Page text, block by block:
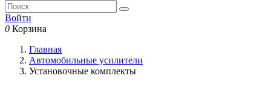
Войти
0 Корзина
Главная
Автомобильные усилители
Установочные комплекты